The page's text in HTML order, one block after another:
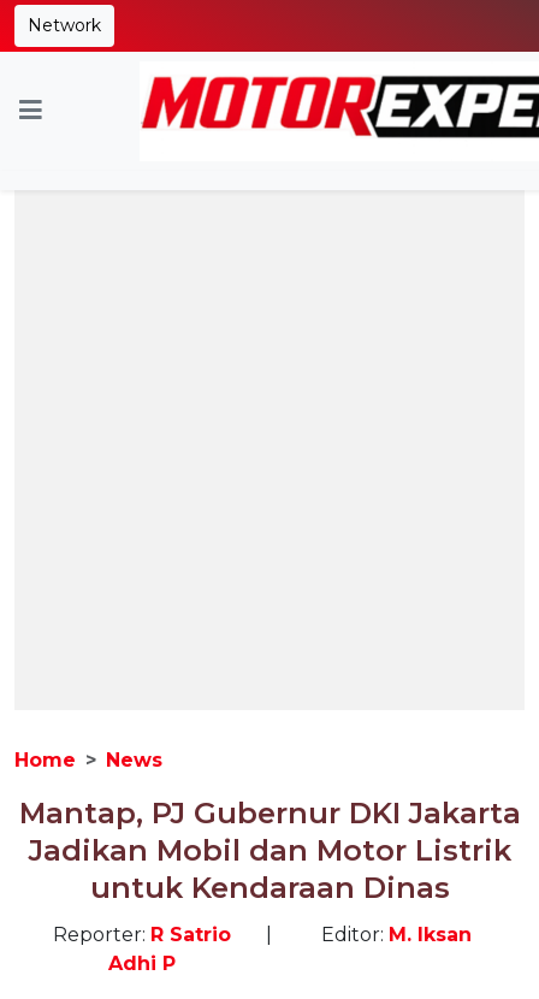
Network
Home News
Mantap, PJ Gubernur DKI Jakarta
Jadikan Mobil dan Motor Listrik
untuk Kendaraan Dinas
Reporter: R Satrio
Adhi P
Editor: M. Iksan